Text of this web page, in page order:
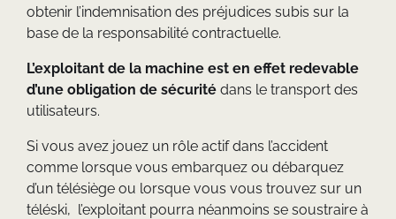
obtenir l’indemnisation des préjudices subis sur la
base de la responsabilité contractuelle.
L’exploitant de la machine est en effet redevable
d’une obligation de sécurité dans le transport des
utilisateurs.
Si vous avez jouez un rôle actif dans l’accident
comme lorsque vous embarquez ou débarquez
d’un télésiège ou lorsque vous vous trouvez sur un
téléski, l’exploitant pourra néanmoins se soustraire à